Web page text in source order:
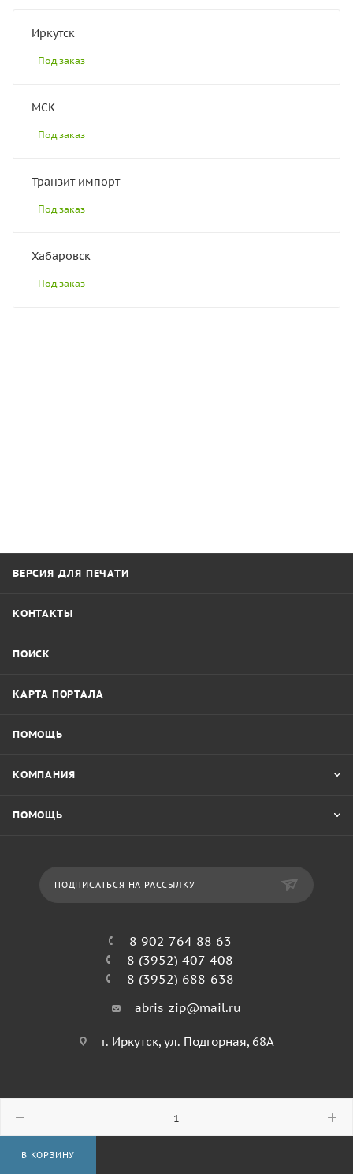
В КОРЗИНУ
Иркутск
Под заказ
МСК
Под заказ
Транзит импорт
Под заказ
Хабаровск
Под заказ
ВЕРСИЯ ДЛЯ ПЕЧАТИ
КОНТАКТЫ
ПОИСК
КАРТА ПОРТАЛА
ПОМОЩЬ
КОМПАНИЯ
ПОМОЩЬ
ПОДПИСАТЬСЯ НА РАССЫЛКУ
8 902 764 88 63
8 (3952) 407-408
8 (3952) 688-638
abris_zip@mail.ru
г. Иркутск, ул. Подгорная, 68А
© 2026 Абрис